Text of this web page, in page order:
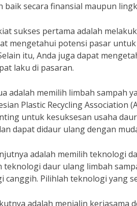
baik secara finansial maupun
sukses pertama adalah
mengetahui potensi pasar untuk
itu, Anda juga dapat
laku di pasaran.
adalah memilih limbah
Plastic Recycling Association
untuk kesuksesan usaha
dapat didaur ulang dengan
adalah memilih teknologi
teknologi daur ulang limbah
canggih. Pilihlah teknologi yang
adalah menjalin kerjasama